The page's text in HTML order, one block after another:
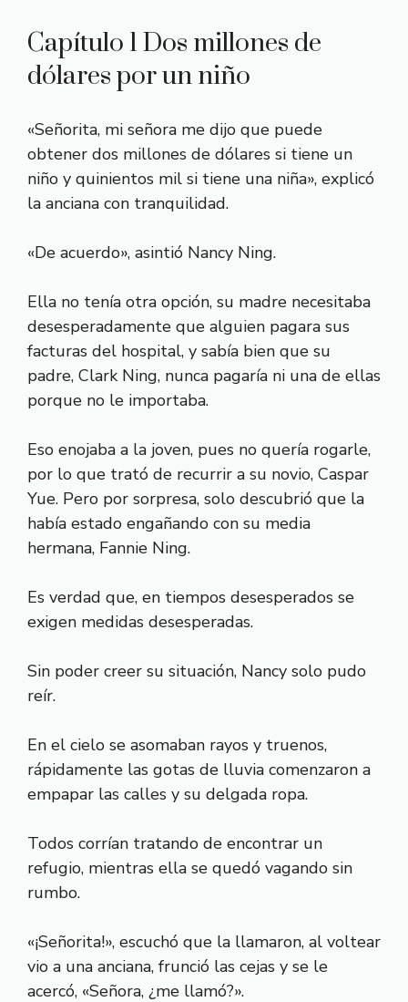
Capítulo 1 Dos millones de
dólares por un niño
«Señorita, mi señora me dijo que puede
obtener dos millones de dólares si tiene un
niño y quinientos mil si tiene una niña», explicó
la anciana con tranquilidad.
«De acuerdo», asintió Nancy Ning.
Ella no tenía otra opción, su madre necesitaba
desesperadamente que alguien pagara sus
facturas del hospital, y sabía bien que su
padre, Clark Ning, nunca pagaría ni una de ellas
porque no le importaba.
Eso enojaba a la joven, pues no quería rogarle,
por lo que trató de recurrir a su novio, Caspar
Yue. Pero por sorpresa, solo descubrió que la
había estado engañando con su media
hermana, Fannie Ning.
Es verdad que, en tiempos desesperados se
exigen medidas desesperadas.
Sin poder creer su situación, Nancy solo pudo
reír.
En el cielo se asomaban rayos y truenos,
rápidamente las gotas de lluvia comenzaron a
empapar las calles y su delgada ropa.
Todos corrían tratando de encontrar un
refugio, mientras ella se quedó vagando sin
rumbo.
«¡Señorita!», escuchó que la llamaron, al voltear
vio a una anciana, frunció las cejas y se le
acercó, «Señora, ¿me llamó?».